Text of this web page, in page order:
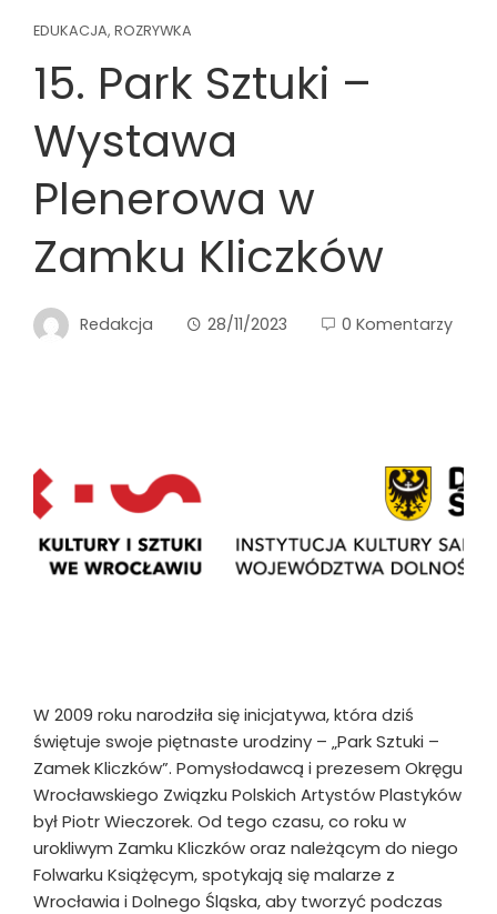
EDUKACJA, ROZRYWKA
15. Park Sztuki –
Wystawa
Plenerowa w
Zamku Kliczków
Redakcja 28/11/2023 0 Komentarzy
W 2009 roku narodziła się inicjatywa, która dziś
świętuje swoje piętnaste urodziny – „Park Sztuki –
Zamek Kliczków”. Pomysłodawcą i prezesem Okręgu
Wrocławskiego Związku Polskich Artystów Plastyków
był Piotr Wieczorek. Od tego czasu, co roku w
urokliwym Zamku Kliczków oraz należącym do niego
Folwarku Książęcym, spotykają się malarze z
Wrocławia i Dolnego Śląska, aby tworzyć podczas